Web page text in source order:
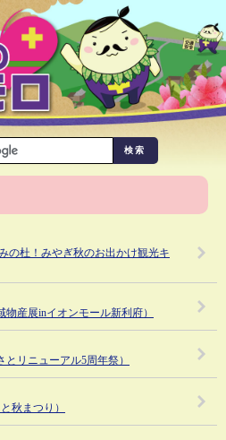
の杜！みやぎ秋のお出かけ観光キ
産展inイオンモール新利府）
リニューアル5周年祭）
秋まつり）